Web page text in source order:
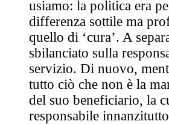
usiamo: la politica era
differenza sottile ma
quello di ‘cura’. A
sbilanciato sulla
servizio. Di nuovo,
tutto ciò che non è la
del suo beneficiario, la
responsabile